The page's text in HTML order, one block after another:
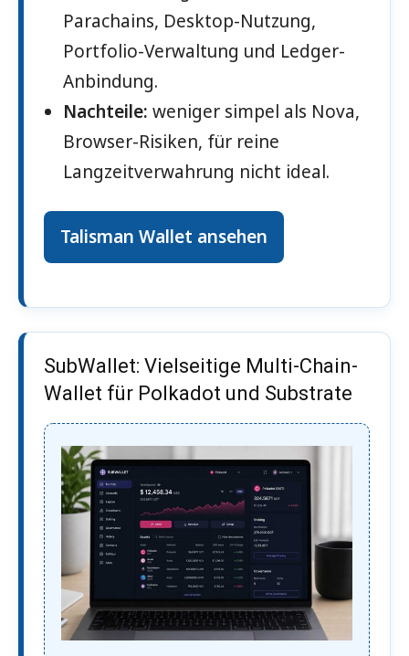
Parachains, Desktop-Nutzung,
Portfolio-Verwaltung und Ledger-
Anbindung.
Nachteile: weniger simpel als Nova,
Browser-Risiken, für reine
Langzeitverwahrung nicht ideal.
Talisman Wallet ansehen
SubWallet: Vielseitige Multi-Chain-
Wallet für Polkadot und Substrate